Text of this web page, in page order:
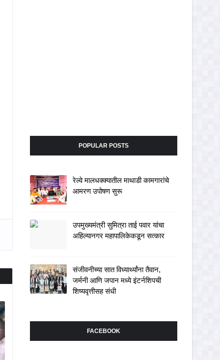
POPULAR POSTS
रेल्वे मालधक्क्यातील माथाडी कामगारांचे
आमरण उपोषण सुरू
उपमुख्यमंत्री सुमित्रा ताई पवार यांचा
अहिल्यानगर महापालिकेकडून सत्कार
संजीवनीच्या सात विध्यार्थ्यांना तैवान,
जर्मनी आणि जपान मध्ये इंटर्नशिपची
शिष्यवृत्तीसह संधी
FACEBOOK